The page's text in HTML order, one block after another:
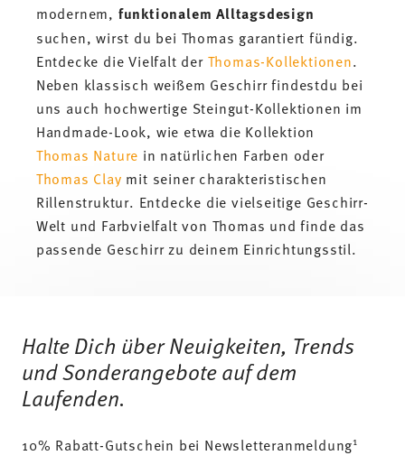
modernem, funktionalem Alltagsdesign
suchen, wirst du bei Thomas garantiert fündig.
Entdecke die Vielfalt der Thomas-Kollektionen.
Neben klassisch weißem Geschirr findestdu bei
uns auch hochwertige Steingut-Kollektionen im
Handmade-Look, wie etwa die Kollektion
Thomas Nature in natürlichen Farben oder
Thomas Clay mit seiner charakteristischen
Rillenstruktur. Entdecke die vielseitige Geschirr-
Welt und Farbvielfalt von Thomas und finde das
passende Geschirr zu deinem Einrichtungsstil.
Halte Dich über Neuigkeiten, Trends
und Sonderangebote auf dem
Laufenden.
10% Rabatt-Gutschein bei Newsletteranmeldung1